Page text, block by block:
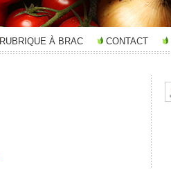
RUBRIQUE À BRAC CONTACT